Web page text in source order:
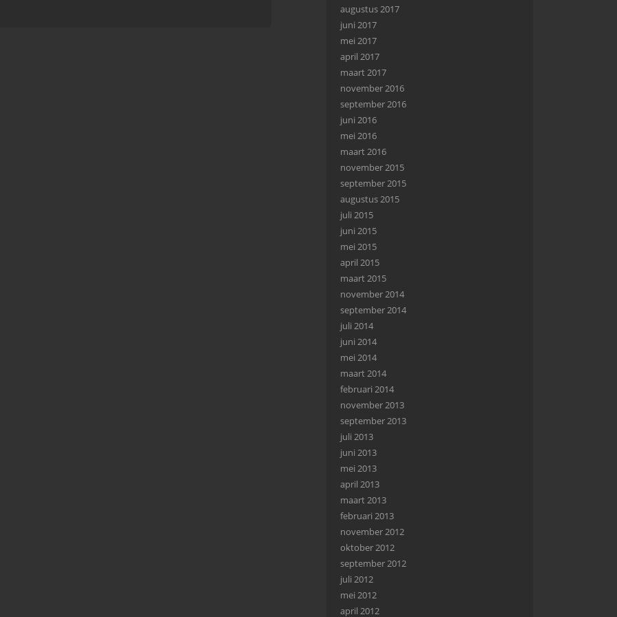
augustus 2017
juni 2017
mei 2017
april 2017
maart 2017
november 2016
september 2016
juni 2016
mei 2016
maart 2016
november 2015
september 2015
augustus 2015
juli 2015
juni 2015
mei 2015
april 2015
maart 2015
november 2014
september 2014
juli 2014
juni 2014
mei 2014
maart 2014
februari 2014
november 2013
september 2013
juli 2013
juni 2013
mei 2013
april 2013
maart 2013
februari 2013
november 2012
oktober 2012
september 2012
juli 2012
mei 2012
april 2012